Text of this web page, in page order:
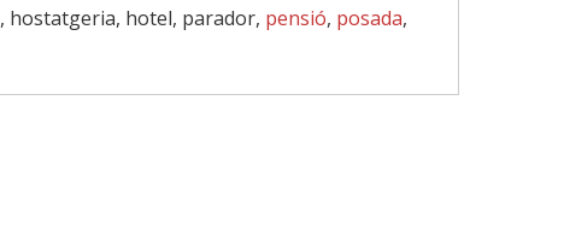
, hostatgeria, hotel, parador, pensió, posada,